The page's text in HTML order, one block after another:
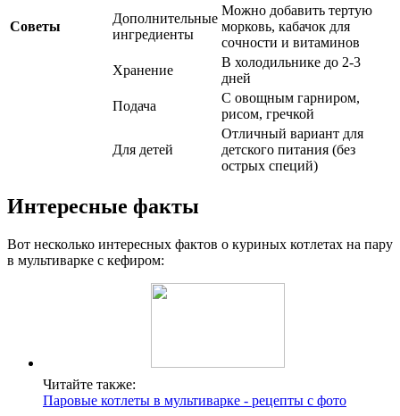
Советы
Дополнительные
ингредиенты
Можно добавить тертую
морковь, кабачок для
сочности и витаминов
Хранение
В холодильнике до 2-3
дней
Подача
С овощным гарниром,
рисом, гречкой
Для детей
Отличный вариант для
детского питания (без
острых специй)
Интересные факты
Вот несколько интересных фактов о куриных котлетах на пару
в мультиварке с кефиром:
Читайте также:
Паровые котлеты в мультиварке - рецепты с фото